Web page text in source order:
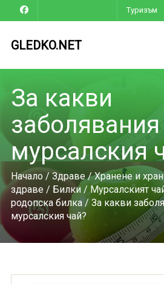
Туризъм
GLEDKO.NET
За какви
мурсалския
Начало/ Здраве/Хранене и
здраве/ Билки/Мурсалският
родопска билка/ За какви
мурсалския чай?